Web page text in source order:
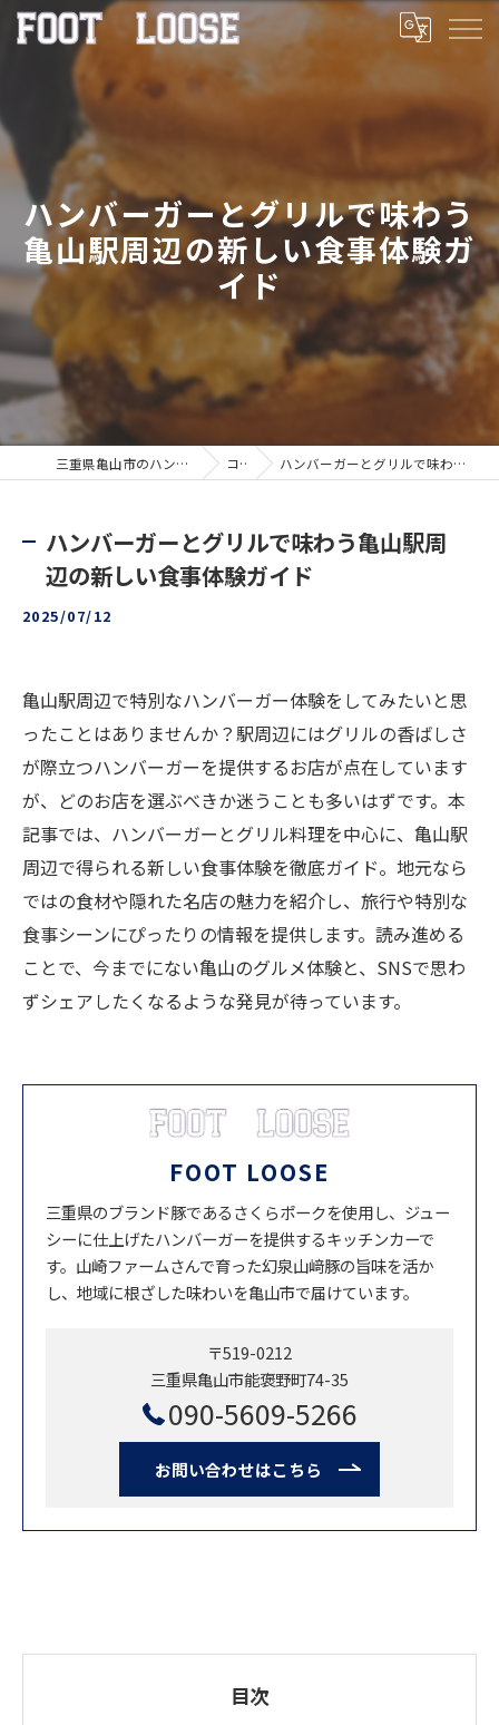
ハンバーガーとグリルで味わう
亀山駅周辺の新しい食事体験ガ
イド
三重県亀山市のハンバーガーならFOOT LOOSE コラム ハンバーガーとグリルで味わう亀山駅周辺の新しい食事体験ガイド
ハンバーガーとグリルで味わう亀山駅周
辺の新しい食事体験ガイド
2025/07/12
亀山駅周辺で特別なハンバーガー体験をしてみたいと思
ったことはありませんか？駅周辺にはグリルの香ばしさ
が際立つハンバーガーを提供するお店が点在しています
が、どのお店を選ぶべきか迷うことも多いはずです。本
記事では、ハンバーガーとグリル料理を中心に、亀山駅
周辺で得られる新しい食事体験を徹底ガイド。地元なら
ではの食材や隠れた名店の魅力を紹介し、旅行や特別な
食事シーンにぴったりの情報を提供します。読み進める
ことで、今までにない亀山のグルメ体験と、SNSで思わ
ずシェアしたくなるような発見が待っています。
FOOT LOOSE
三重県のブランド豚であるさくらポークを使用し、ジュー
シーに仕上げたハンバーガーを提供するキッチンカーで
す。山崎ファームさんで育った幻泉山﨑豚の旨味を活か
し、地域に根ざした味わいを亀山市で届けています。
〒519-0212
三重県亀山市能褒野町74-35
090-5609-5266
お問い合わせはこちら
目次